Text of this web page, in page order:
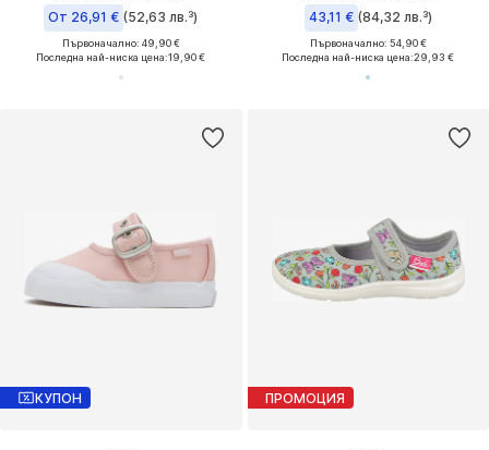
От 26,91 € (52,63 лв.³)
Първоначално: 49,90 €
Последна най-ниска цена:19,90 €
43,11 € (84,32 лв.³)
Първоначално: 54,90 €
Последна най-ниска цена:29,93 €
КУПОН ПРОМОЦИЯ